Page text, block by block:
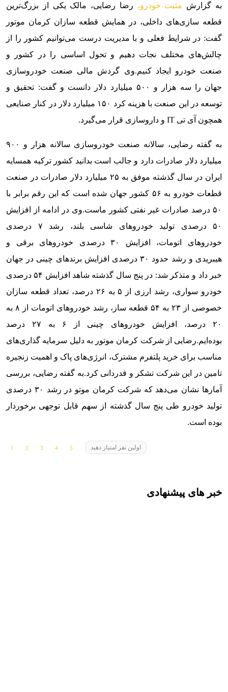
به گزارش مثبت خودرو، رضا رضایی، مالک یکی از بزرگ‌ترین
قطعه سازی‌های داخلی، در همایش قطعه سازان کرمان موتور
گفت: در شرایط فعلی و با مدیریت درست می‌توانیم کشور را از
چالش‌های مختلف نجات دهیم و تحول اساسی را در کشور و
صنعت خودرو ایجاد کنیم.وی گردش مالی صنعت خودروسازی
جهان را سه هزار و ۵٠٠ میلیارد دلار دانست و گفت: تحقیق و
توسعه در این صنعت با هزینه کرد ۱۵۰ میلیارد دلار در کنار صنایعی
همچون آی تی IT و داروسازی قرار می‌گیرد.
به گفته رضایی، سالانه
صنعت خودروسازی سالانه هزار و ٩٠٠
میلیارد دلار صادرات دارد و جالب است بدانید کشور ترکیه همسایه
ایران در سال گذشته موفق به ۲۵ میلیارد دلار صادرات در صنعت
قطعات خودرو به ۵۶ کشور جهان شده است که این رقم برابر با
۵۰ درصد صادرات غیر نفتی کشور ماست.
وی در ادامه از افزایش
۵۰ درصدی تولید خودروهای شاسی بلند، رشد ۷ درصدی
خودروهای اتومات، افزایش ۳۰ درصدی خودروهای برقی و
هیبریدی و رشد حدود ۳۰ درصدی افزایش برندهای چینی در جهان
خبر داد و متذکر شد: در پنج سال گذشته شاهد افزایش ۵۴ درصدی
خودرو سواری، رشد ارزی از ۵ به ۲۶ درصد، تعداد قطعه سازان
خصوصی از ۲۳ به ۵۴ قطعه ساز، رشد خودروهای اتومات از ۸ به
۲۰ درصد، افزایش خودروهای چینی از ۶ به ۲۷ درصد
بوده‌ایم.رضایی از شرکت کرمان موتور به دلیل سرمایه گذاری‌های
مناسب برای خرید پلتفرم مشترک، انرژی‌های پاک و اهمیت زنجیره
تامین در این شرکت تشکر و قدردانی کرد.به گفته رضایی، بررسی
آمارها نشان می‌دهد که شرکت کرمان موتو در رشد ۳۰ درصدی
تولید خودرو طی پنج سال گذشته از سهم قابل توجهی برخوردار
بوده است.
اولین نفر امتیاز دهید
خبر های پیشنهادی